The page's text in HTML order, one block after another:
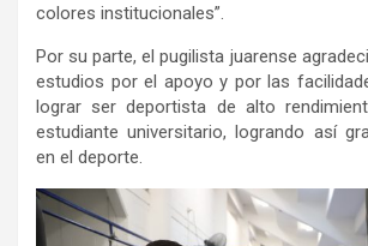
colores institucionales”.
Por su parte, el pugilista juarense
estudios por el apoyo y por las
lograr ser deportista de alto
estudiante universitario, logrando así
en el deporte.